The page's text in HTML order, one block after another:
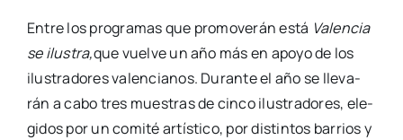
Entre los pro­gra­mas que pro­mo­ve­rán está Valen­cia
se ilus­tra,que vuel­ve un año más en apo­yo de los
ilus­tra­do­res valen­cia­nos. Duran­te el año se lle­va­
rán a cabo tres mues­tras de cin­co ilus­tra­do­res, ele­
gi­dos por un comi­té artís­ti­co, por dis­tin­tos barrios y